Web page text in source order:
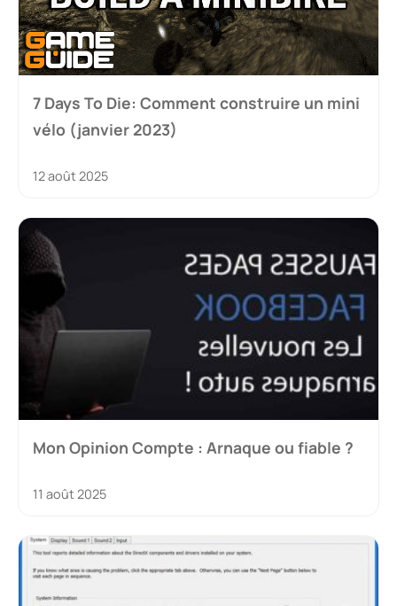
7 Days To Die: Comment construire un mini
vélo (janvier 2023)
12 août 2025
Mon Opinion Compte : Arnaque ou fiable ?
11 août 2025